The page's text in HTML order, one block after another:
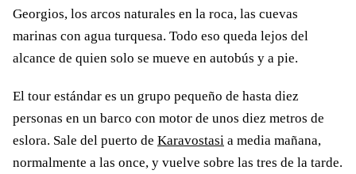
Georgios, los arcos naturales en la roca, las cuevas
marinas con agua turquesa. Todo eso queda lejos del
alcance de quien solo se mueve en autobús y a pie.
El tour estándar es un grupo pequeño de hasta diez
personas en un barco con motor de unos diez metros de
eslora. Sale del puerto de Karavostasi a media mañana,
normalmente a las once, y vuelve sobre las tres de la tarde.